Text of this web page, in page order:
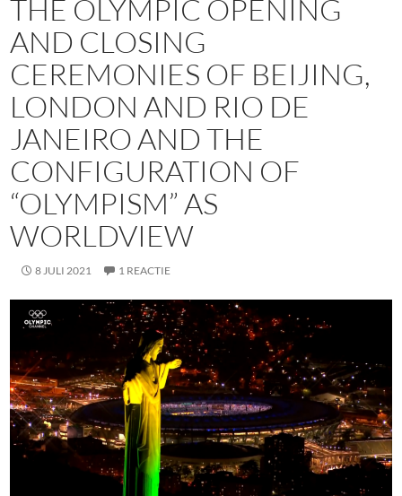
THE OLYMPIC OPENING
AND CLOSING
CEREMONIES OF BEIJING,
LONDON AND RIO DE
JANEIRO AND THE
CONFIGURATION OF
“OLYMPISM” AS
WORLDVIEW
8 JULI 2021 1 REACTIE